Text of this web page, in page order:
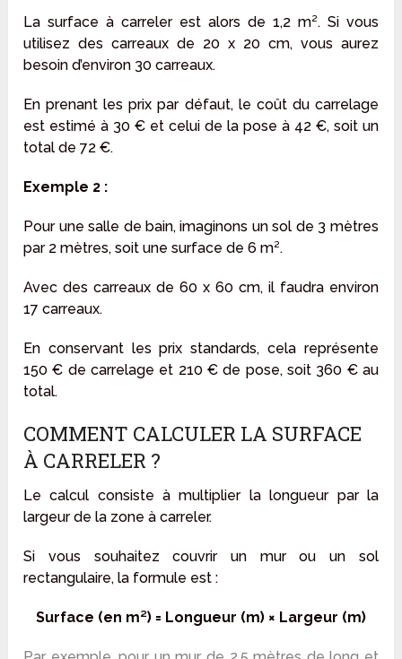
La surface à carreler est alors de 1,2 m². Si vous
utilisez des carreaux de 20 x 20 cm, vous aurez
besoin d’environ 30 carreaux.
En prenant les prix par défaut, le coût du carrelage
est estimé à 30 € et celui de la pose à 42 €, soit un
total de 72 €.
Exemple 2 :
Pour une salle de bain, imaginons un sol de 3 mètres
par 2 mètres, soit une surface de 6 m².
Avec des carreaux de 60 x 60 cm, il faudra environ
17 carreaux.
En conservant les prix standards, cela représente
150 € de carrelage et 210 € de pose, soit 360 € au
total.
COMMENT CALCULER LA SURFACE
À CARRELER ?
Le calcul consiste à multiplier la longueur par la
largeur de la zone à carreler.
Si vous souhaitez couvrir un mur ou un sol
rectangulaire, la formule est :
Surface (en m²) = Longueur (m) × Largeur (m)